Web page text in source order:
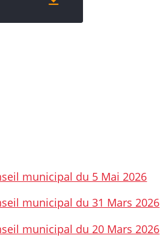
municipal du 5 Mai 2026
municipal du 31 Mars 2026
municipal du 20 Mars 2026